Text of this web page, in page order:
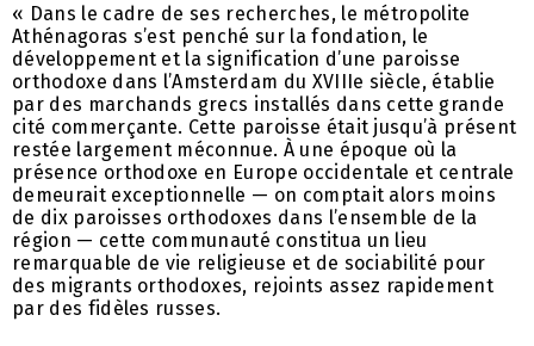
« Dans le cadre de ses recherches, le métropolite
Athénagoras s’est penché sur la fondation, le
développement et la signification d’une paroisse
orthodoxe dans l’Amsterdam du XVIIIe siècle, établie
par des marchands grecs installés dans cette grande
cité commerçante. Cette paroisse était jusqu’à présent
restée largement méconnue. À une époque où la
présence orthodoxe en Europe occidentale et centrale
demeurait exceptionnelle — on comptait alors moins
de dix paroisses orthodoxes dans l’ensemble de la
région — cette communauté constitua un lieu
remarquable de vie religieuse et de sociabilité pour
des migrants orthodoxes, rejoints assez rapidement
par des fidèles russes.